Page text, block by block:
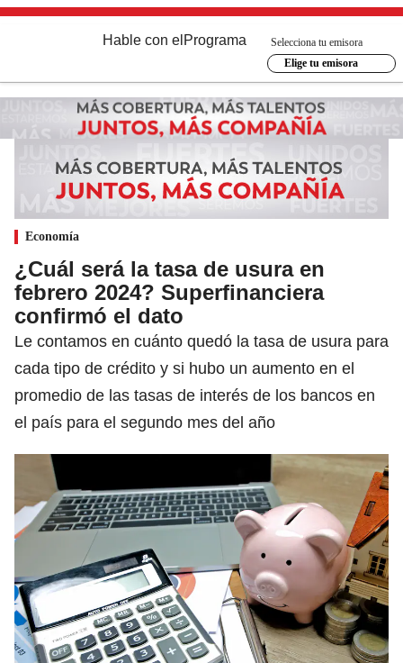
Hable con el Programa
Selecciona tu emisora
Elige tu emisora
Economía
¿Cuál será la tasa de usura en
febrero 2024? Superfinanciera
confirmó el dato
Le contamos en cuánto quedó la tasa de usura para
cada tipo de crédito y si hubo un aumento en el
promedio de las tasas de interés de los bancos en
el país para el segundo mes del año